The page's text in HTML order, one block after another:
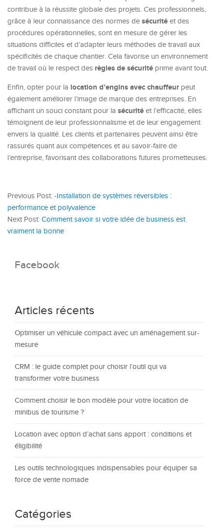
contribue à la réussite globale des projets. Ces professionnels,
grâce à leur connaissance des normes de sécurité et des
procédures opérationnelles, sont en mesure de gérer les
situations difficiles et d’adapter leurs méthodes de travail aux
spécificités de chaque chantier. Cela favorise un environnement
de travail où le respect des règles de sécurité prime avant tout.
Enfin, opter pour la location d’engins avec chauffeurpeut
également améliorer l’image de marque des entreprises. En
affichant un souci constant pour la sécurité et l’efficacité, elles
témoignent de leur professionnalisme et de leur engagement
envers la qualité. Les clients et partenaires peuvent ainsi être
rassurés quant aux compétences et au savoir-faire de
l’entreprise, favorisant des collaborations futures prometteuses.
Previous Post: -Installation de systèmes réversibles :
performance et polyvalence
Next Post: Comment savoir si votre idée de business est
vraiment la bonne
Facebook
Articles récents
Optimiser un véhicule compact avec un aménagement sur-
mesure
CRM : le guide complet pour choisir l’outil qui va
transformer votre business
Comment choisir le bon modèle pour votre location de
minibus de tourisme ?
Location avec option d’achat sans apport : conditions et
éligibilité
Les outils technologiques indispensables pour équiper sa
force de vente nomade
Catégories